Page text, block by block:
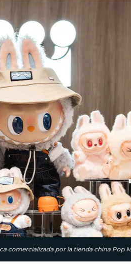
comercializada por la tienda china Pop